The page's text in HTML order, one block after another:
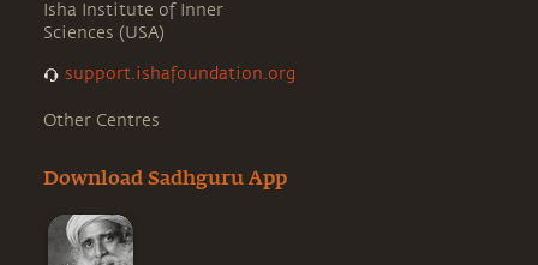
Isha Institute of Inner
Sciences (USA)
support.ishafoundation.org
Other Centres
Download Sadhguru App